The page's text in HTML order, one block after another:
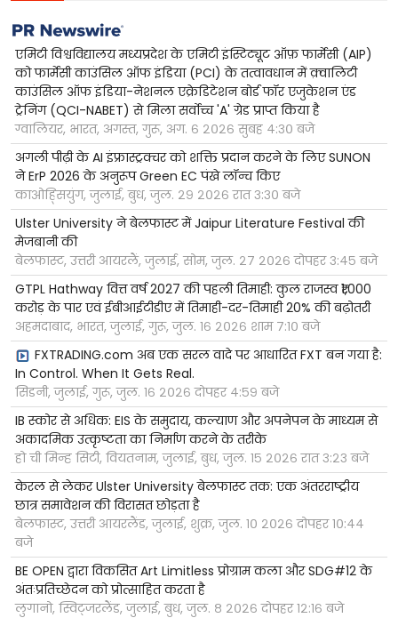
एमिटी विश्वविद्यालय मध्यप्रदेश के एमिटी इंस्टिट्यूट ऑफ़ फार्मेसी (AIP)
को फार्मेसी काउंसिल ऑफ इंडिया (PCI) के तत्वावधान में क़्वालिटी
काउंसिल ऑफ इंडिया-नेशनल एक्रेडिटेशन बोर्ड फॉर एजुकेशन एंड
ट्रेनिंग (QCI-NABET) से मिला सर्वोच्च 'A' ग्रेड प्राप्त किया है
ग्वालियर, भारत, अगस्त, गुरू, अग. ६ २०२६ सुबह ४:३० बजे
अगली पीढ़ी के AI इंफ्रास्ट्रक्चर को शक्ति प्रदान करने के लिए SUNON
ने ErP 2026 के अनुरूप Green EC पंखे लॉन्च किए
काओह्सियुंग, जुलाई, बुध, जुल. २९ २०२६ रात ३:३० बजे
Ulster University ने बेलफास्ट में Jaipur Literature Festival की
मेजबानी की
बेलफास्ट, उत्तरी आयरलैं, जुलाई, सोम, जुल. २७ २०२६ दोपहर ३:४५ बजे
GTPL Hathway वित्त वर्ष 2027 की पहली तिमाही: कुल राजस्व ₹1,000
करोड़ के पार एवं ईबीआईटीडीए में तिमाही-दर-तिमाही 20% की बढ़ोतरी
अहमदाबाद, भारत, जुलाई, गुरू, जुल. १६ २०२६ शाम ७:१० बजे
FXTRADING.com अब एक सरल वादे पर आधारित FXT बन गया है:
In Control. When It Gets Real.
सिडनी, जुलाई, गुरू, जुल. १६ २०२६ दोपहर ४:५९ बजे
IB स्कोर से अधिक: EIS के समुदाय, कल्याण और अपनेपन के माध्यम से
अकादमिक उत्कृष्टता का निर्माण करने के तरीके
हो ची मिन्ह सिटी, वियतनाम, जुलाई, बुध, जुल. १५ २०२६ रात ३:२३ बजे
केरल से लेकर Ulster University बेलफास्ट तक: एक अंतरराष्ट्रीय
छात्र समावेशन की विरासत छोड़ता है
बेलफास्ट, उत्तरी आयरलैंड, जुलाई, शुक्र, जुल. १० २०२६ दोपहर १०:४४
बजे
BE OPEN द्वारा विकसित Art Limitless प्रोग्राम कला और SDG#12 के
अंतःप्रतिच्छेदन को प्रोत्साहित करता है
लुगानो, स्विट्जरलैंड, जुलाई, बुध, जुल. ८ २०२६ दोपहर १२:१६ बजे